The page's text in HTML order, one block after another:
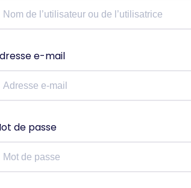
e-mail
de passe